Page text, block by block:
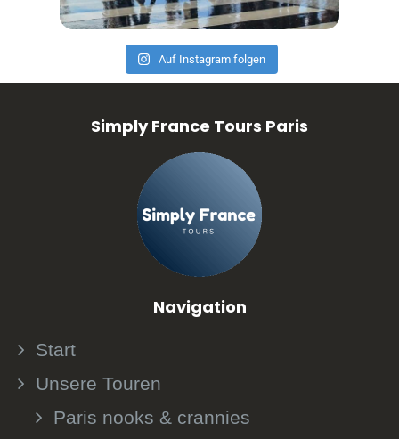
Auf Instagram folgen
Simply France Tours Paris
Navigation
Start
Unsere Touren
Paris nooks & crannies